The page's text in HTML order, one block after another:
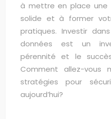
à mettre en place une
solide et à former
pratiques. Investir
données est un
pérennité et le
Comment allez-
stratégies pour
aujourd’hui?